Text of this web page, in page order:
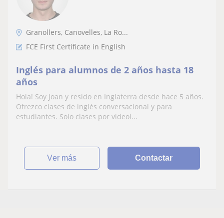
Granollers, Canovelles, La Ro...
FCE First Certificate in English
Inglés para alumnos de 2 años hasta 18
años
Hola! Soy Joan y resido en Inglaterra desde hace 5 años.
Ofrezco clases de inglés conversacional y para
estudiantes. Solo clases por videol...
ver más Contactar